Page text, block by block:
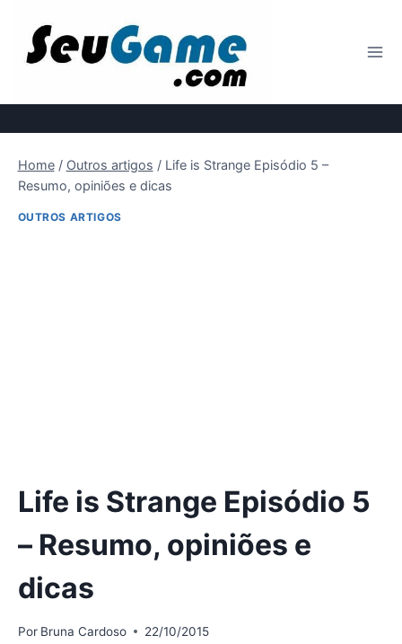
Home / Outros artigos / Life is Strange Episódio 5 –
Resumo, opiniões e dicas
OUTROS ARTIGOS
Life is Strange Episódio 5
– Resumo, opiniões e
dicas
Por Bruna Cardoso 22/10/2015